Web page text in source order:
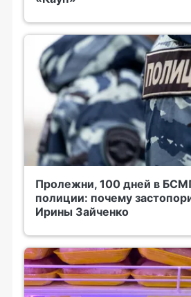
Пролежни, 100 дней в
полиции: почему
Ирины Зайченко